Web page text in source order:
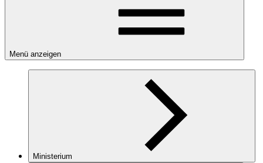
Menü anzeigen
Ministerium